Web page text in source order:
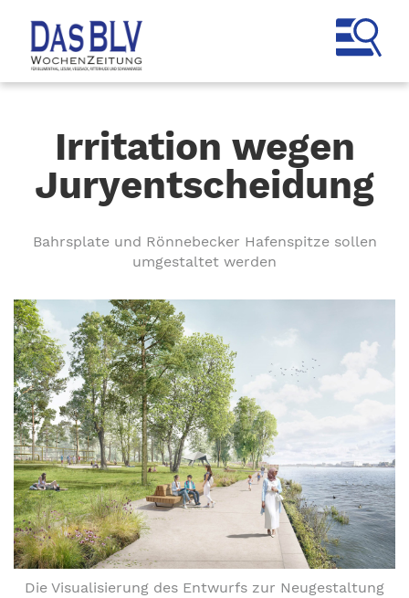
Irritation wegen
Juryentscheidung
Bahrsplate und Rönnebecker Hafenspitze sollen
umgestaltet werden
Die Visualisierung des Entwurfs zur Neugestaltung